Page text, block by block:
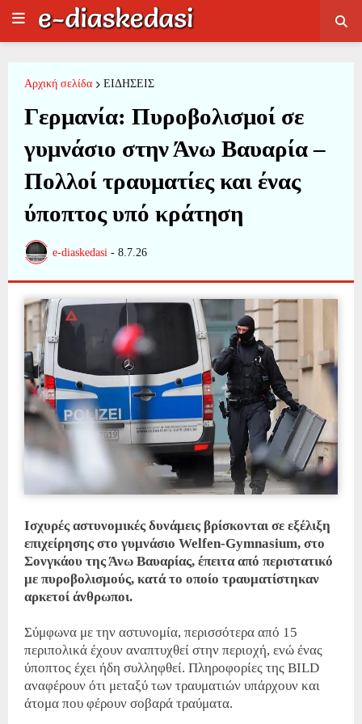
Αρχική σελίδα ΕΙΔΗΣΕΙΣ
Γερμανία: Πυροβολισμοί σε
γυμνάσιο στην Άνω Βαυαρία –
Πολλοί τραυματίες και ένας
ύποπτος υπό κράτηση
e-diaskedasi - 8.7.26
Ισχυρές αστυνομικές δυνάμεις βρίσκονται σε εξέλιξη
επιχείρησης στο γυμνάσιο Welfen-Gymnasium, στο
Σονγκάου της Άνω Βαυαρίας, έπειτα από περιστατικό
με πυροβολισμούς, κατά το οποίο τραυματίστηκαν
αρκετοί άνθρωποι.
Σύμφωνα με την αστυνομία, περισσότερα από 15
περιπολικά έχουν αναπτυχθεί στην περιοχή, ενώ ένας
ύποπτος έχει ήδη συλληφθεί. Πληροφορίες της BILD
αναφέρουν ότι μεταξύ των τραυματιών υπάρχουν και
άτομα που φέρουν σοβαρά τραύματα.